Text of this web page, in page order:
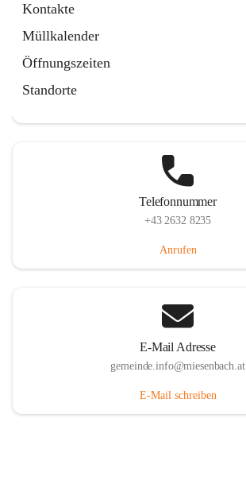
Kontakte
Müllkalender
Öffnungszeiten
Standorte
Telefonnummer
+43 2632 8235
Anrufen
E-Mail Adresse
gemeinde.info@miesenbach.at
E-Mail schreiben